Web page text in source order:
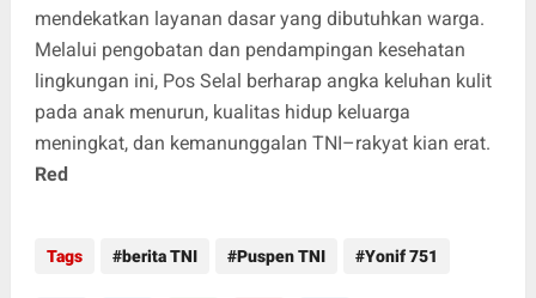
mendekatkan layanan dasar yang dibutuhkan warga.
Melalui pengobatan dan pendampingan kesehatan
lingkungan ini, Pos Selal berharap angka keluhan kulit
pada anak menurun, kualitas hidup keluarga
meningkat, dan kemanunggalan TNI–rakyat kian erat.
Red
Tags berita TNI Puspen TNI Yonif 751